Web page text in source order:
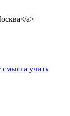
a>
смысла учить